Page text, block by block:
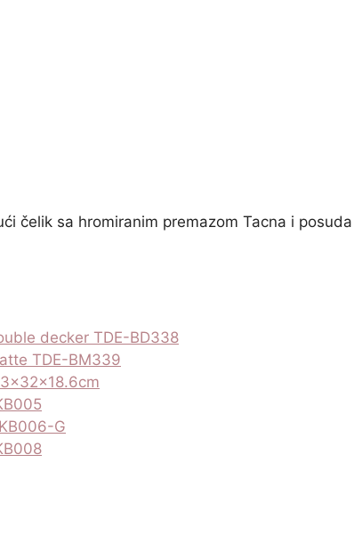
čelik sa hromiranim premazom Tacna i posuda
decker TDE-BD338
TDE-BM339
G